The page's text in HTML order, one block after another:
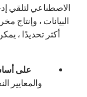
الاصطناعي لتلقي
البيانات ، وإنتاج
أكثر تحديدًا ،
على
والمعايير